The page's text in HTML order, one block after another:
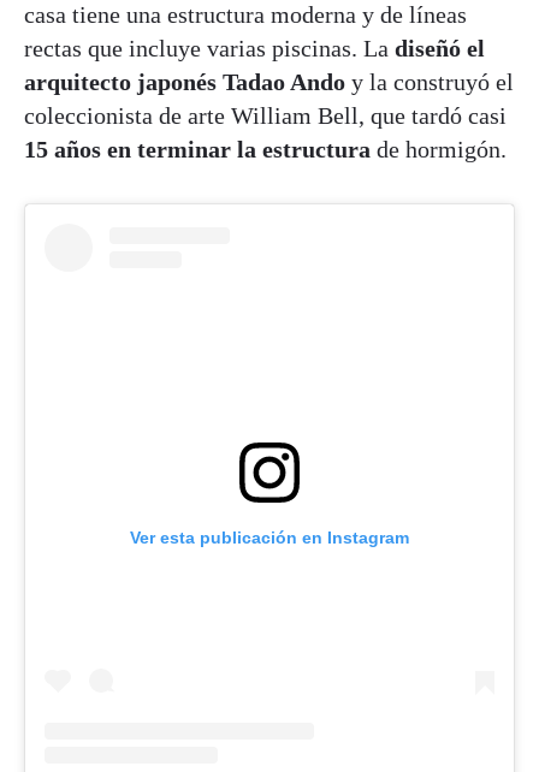
casa tiene una estructura moderna y de líneas
rectas que incluye varias piscinas. La diseñó el
arquitecto japonés Tadao Ando y la construyó el
coleccionista de arte William Bell, que tardó casi
15 años en terminar la estructura de hormigón.
Ver esta publicación en Instagram